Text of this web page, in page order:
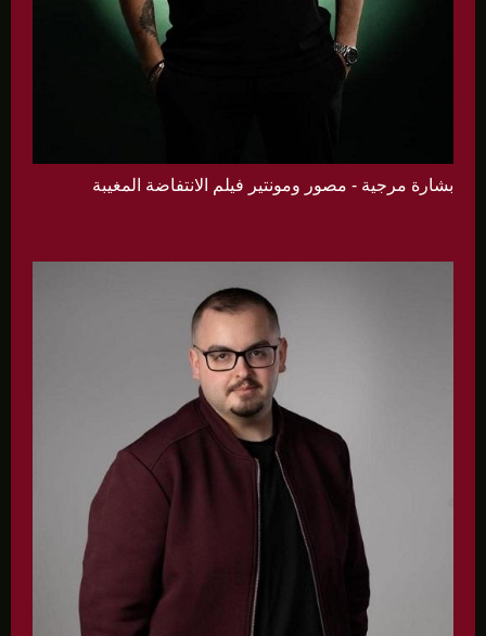
بشارة مرجية - مصور ومونتير فيلم الانتفاضة المغيبة